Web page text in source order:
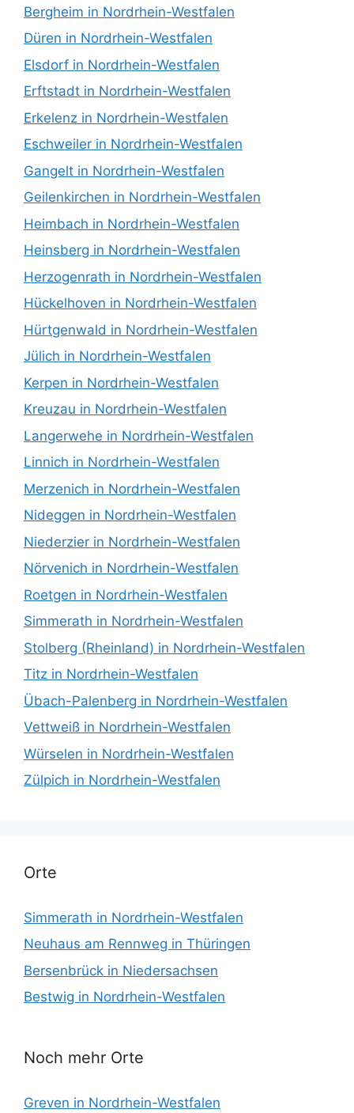
Bergheim in Nordrhein-Westfalen
Düren in Nordrhein-Westfalen
Elsdorf in Nordrhein-Westfalen
Erftstadt in Nordrhein-Westfalen
Erkelenz in Nordrhein-Westfalen
Eschweiler in Nordrhein-Westfalen
Gangelt in Nordrhein-Westfalen
Geilenkirchen in Nordrhein-Westfalen
Heimbach in Nordrhein-Westfalen
Heinsberg in Nordrhein-Westfalen
Herzogenrath in Nordrhein-Westfalen
Hückelhoven in Nordrhein-Westfalen
Hürtgenwald in Nordrhein-Westfalen
Jülich in Nordrhein-Westfalen
Kerpen in Nordrhein-Westfalen
Kreuzau in Nordrhein-Westfalen
Langerwehe in Nordrhein-Westfalen
Linnich in Nordrhein-Westfalen
Merzenich in Nordrhein-Westfalen
Nideggen in Nordrhein-Westfalen
Niederzier in Nordrhein-Westfalen
Nörvenich in Nordrhein-Westfalen
Roetgen in Nordrhein-Westfalen
Simmerath in Nordrhein-Westfalen
Stolberg (Rheinland) in Nordrhein-Westfalen
Titz in Nordrhein-Westfalen
Übach-Palenberg in Nordrhein-Westfalen
Vettweiß in Nordrhein-Westfalen
Würselen in Nordrhein-Westfalen
Zülpich in Nordrhein-Westfalen
Orte
Simmerath in Nordrhein-Westfalen
Neuhaus am Rennweg in Thüringen
Bersenbrück in Niedersachsen
Bestwig in Nordrhein-Westfalen
Noch mehr Orte
Greven in Nordrhein-Westfalen